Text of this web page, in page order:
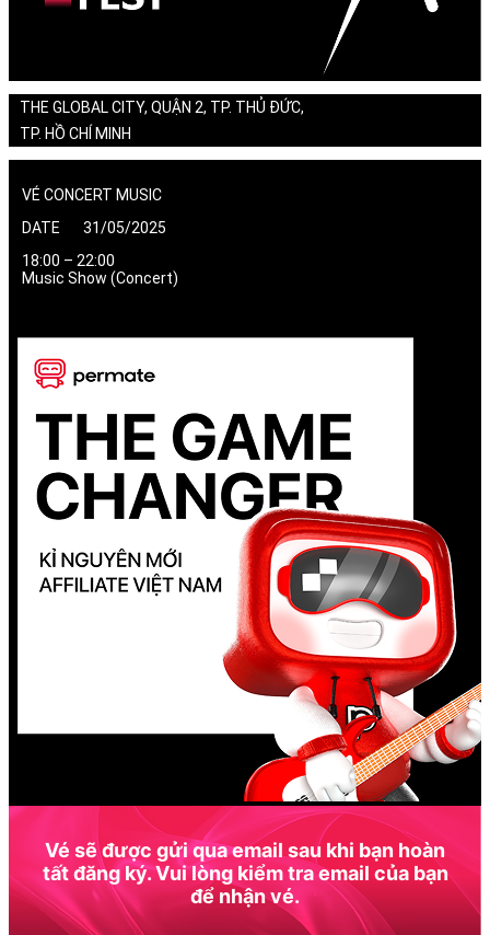
THE GLOBAL CITY, QUẬN 2, TP. THỦ ĐỨC,
TP. HỒ CHÍ MINH
VÉ CONCERT MUSIC
DATE 31/05/2025
18:00 – 22:00
Music Show (Concert)
Vé sẽ được gửi qua email sau khi bạn hoàn
tất đăng ký. Vui lòng kiểm tra email của bạn
để nhận vé.